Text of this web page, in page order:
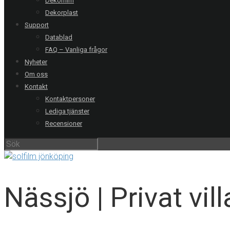
Dekorplast
Support
Datablad
FAQ – Vanliga frågor
Nyheter
Om oss
Kontakt
Kontaktpersoner
Lediga tjänster
Recensioner
Nässjö | Privat